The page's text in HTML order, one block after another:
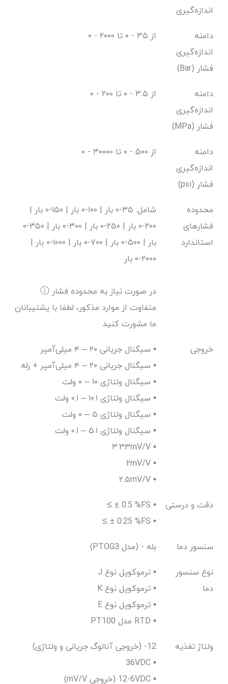
اندازه‌گیری
دامنه
اندازه‌گیری
فشار (Bar)
از ۳۵ - ۰ تا ۲۰۰۰ - ۰
دامنه
اندازه‌گیری
فشار (MPa)
از ۳.۵ - ۰ تا ۲۰۰ - ۰
دامنه
اندازه‌گیری
فشار (psi)
از ۵۰۰ - ۰ تا ۳۰۰۰۰ - ۰
محدوده
فشارهای
استاندارد
شامل: ۳۵-۰ بار | ۱۰۰-۰ بار | ۱۵۰-۰ بار |
۲۰۰-۰ بار | ۲۵۰-۰ بار | ۳۰۰-۰ بار | ۳۵۰-۰
بار | ۵۰۰-۰ بار | ۷۰۰-۰ بار | ۱۰۰۰-۰ بار |
۲۰۰۰-۰ بار
ⓘ در صورت نیاز به محدوده فشار
متفاوت از موارد مذکور، لطفا با پشتیبانان
ما مشورت کنید
خروجی
سیگنال جریانی ۲۰ – ۴ میلی‌آمپر •
سیگنال جریانی ۲۰ – ۴ میلی‌آمپر + رله •
سیگنال ولتاژی ۱۰ – ۰ ولت •
سیگنال ولتاژی ۱۰.۱ – ۰.۱ ولت •
سیگنال ولتاژی ۵ – ۰ ولت •
سیگنال ولتاژی ۵.۱ – ۰.۱ ولت •
۳.۳۳mV/V •
۲mV/V •
۲.۵mV/V •
دقت و درستی
≤ ± 0.5 %FS •
≤ ± 0.25 %FS •
سنسور دما (PTOG3 مدل) - بله
نوع سنسور
دما
J ترموکوپل نوع •
K ترموکوپل نوع •
E ترموکوپل نوع •
PT100 مدل RTD •
ولتاژ تغذیه
(خروجی آنالوگ جریانی و ولتاژی) 12-
36VDC •
(mV/V خروجی) 6-12VDC •